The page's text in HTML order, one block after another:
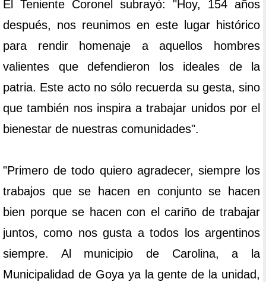
El Teniente Coronel subrayó: "Hoy, 154 años
después, nos reunimos en este lugar histórico
para rendir homenaje a aquellos hombres
valientes que defendieron los ideales de la
patria. Este acto no sólo recuerda su gesta, sino
que también nos inspira a trabajar unidos por el
bienestar de nuestras comunidades".
"Primero de todo quiero agradecer, siempre los
trabajos que se hacen en conjunto se hacen
bien porque se hacen con el cariño de trabajar
juntos, como nos gusta a todos los argentinos
siempre. Al municipio de Carolina, a la
Municipalidad de Goya ya la gente de la unidad,